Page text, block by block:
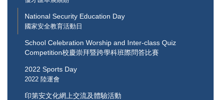
National Security Education Day
國家安全教育活動日
School Celebration Worship and Inter-class Quiz
Competition校慶崇拜暨跨學科班際問答比賽
2022 Sports Day
2022 陸運會
印第安文化網上交流及體驗活動